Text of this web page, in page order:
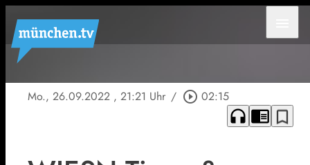
Mo., 26.09.2022 , 21:21 Uhr / play_circle_outline 02:15
headphones chrome_reader_mode bookmark_border